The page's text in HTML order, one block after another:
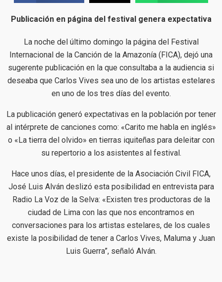
Publicación en página del festival genera expectativa
La noche del último domingo la página del Festival
Internacional de la Canción de la Amazonía (FICA), dejó una
sugerente publicación en la que consultaba a la audiencia si
deseaba que Carlos Vives sea uno de los artistas estelares
en uno de los tres días del evento.
La publicación generó expectativas en la población por tener
al intérprete de canciones como: «Carito me habla en inglés»
o «La tierra del olvido» en tierras iquiteñas para deleitar con
su repertorio a los asistentes al festival.
Hace unos días, el presidente de la Asociación Civil FICA,
José Luis Alván deslizó esta posibilidad en entrevista para
Radio La Voz de la Selva: «Existen tres productoras de la
ciudad de Lima con las que nos encontramos en
conversaciones para los artistas estelares, de los cuales
existe la posibilidad de tener a Carlos Vives, Maluma y Juan
Luis Guerra”, señaló Alván.